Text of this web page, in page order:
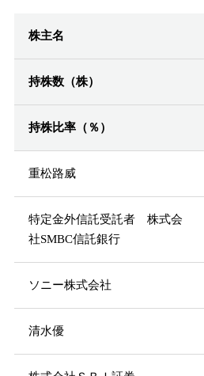
株主名
持株数（株）
持株比率（％）
重松路威
特定金外信託受託者 株式会
社SMBC信託銀行
ソニー株式会社
清水優